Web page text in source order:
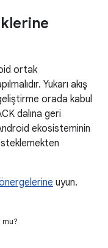
ortak
Yukarı akış
orada kabul
dalına geri
ekosisteminin
uyun.
mu?